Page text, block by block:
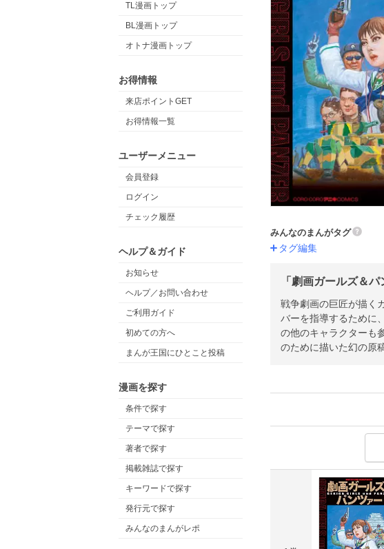
TL漫画トップ
BL漫画トップ
オトナ漫画トップ
お得情報
来店ポイントGET
お得情報一覧
ユーザーメニュー
会員登録
ログイン
チェック履歴
ヘルプ＆ガイド
お知らせ
ヘルプ／お問い合わせ
ご利用ガイド
初めての方へ
まんが王国にひとこと投稿
漫画を探す
条件で探す
テーマで探す
著者で探す
掲載雑誌で探す
キーワードで探す
発行元で探す
みんなのまんがレポ
みんなのまんがタグ
タグ編集
「劇画ガールズ＆
戦争劇画の巨匠が描く
バーを指導するために
の他のキャラクターも
のために描いた幻の原